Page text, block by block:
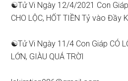
☯Tử Vi Ngày 12/4/2021 Con Giáp
CHO LỘC, HỐT TIỀN Tỷ vào Đầy
☯Tử Vi Ngày 11/4 Con Giáp CÓ
LỚN, GIÀU QUÁ TRỜI